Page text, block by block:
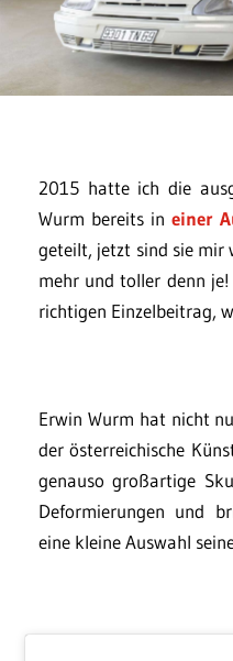
2015 hatte ich die
Wurm bereits in einer
geteilt, jetzt sind sie mir
mehr und toller denn
richtigen Einzelbeitrag,
Erwin Wurm hat nicht
der österreichische
genauso großartige
Deformierungen und
eine kleine Auswahl